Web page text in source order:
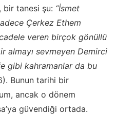
bir tanesi şu: “İsmet
Çerkez Ethem
veren birçok gönüllü
almayı sevmeyen Demirci
gibi kahramanlar da bu
Bunun tarihi bir
ancak o dönem
güvendiği ortada.